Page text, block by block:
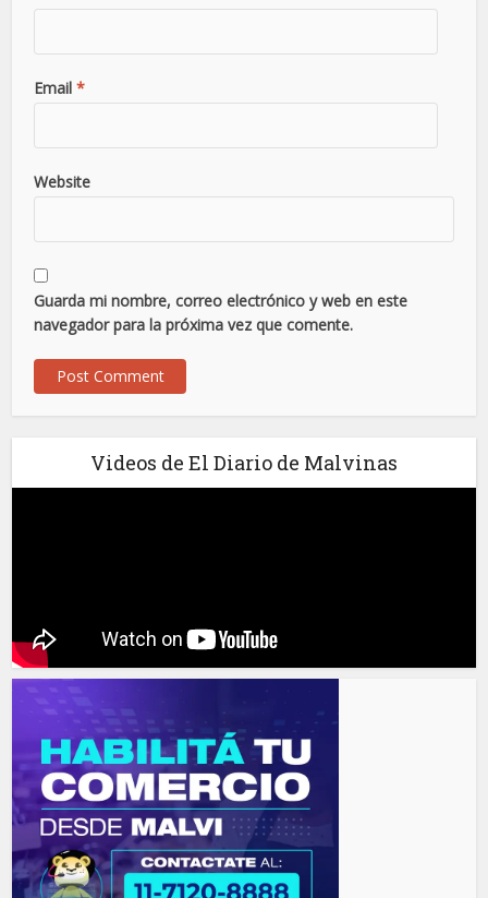
Email *
Website
Guarda mi nombre, correo electrónico y web en este
navegador para la próxima vez que comente.
Videos de El Diario de Malvinas